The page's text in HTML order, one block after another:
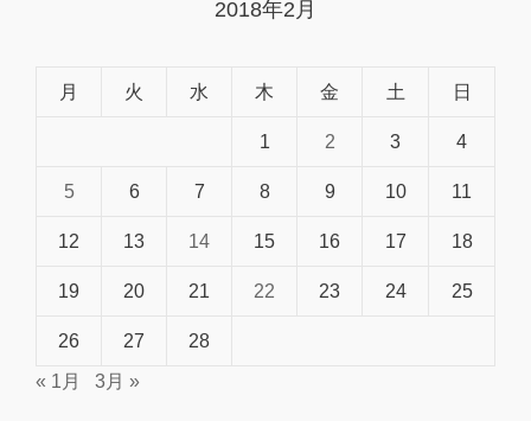
2018年2月
月 火 水 木 金 土 日
1 2 3 4
5 6 7 8 9 10 11
12 13 14 15 16 17 18
19 20 21 22 23 24 25
26 27
28
« 1月
3月 »